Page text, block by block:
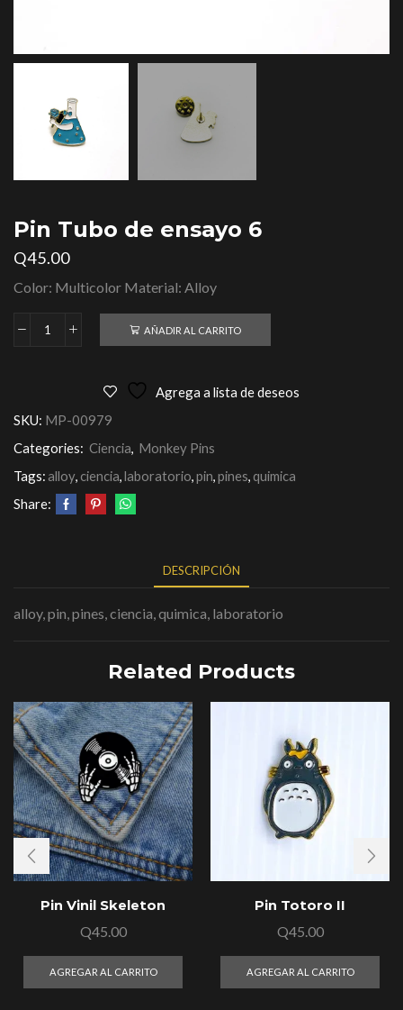
Pin Tubo de ensayo 6
Q45.00
Color: Multicolor Material: Alloy
AÑADIR AL CARRITO
Agrega a lista de deseos
SKU: MP-00979
Categories: Ciencia, Monkey Pins
Tags:alloy, ciencia,laboratorio,pin,pines, quimica
Share:
DESCRIPCIÓN
alloy, pin, pines, ciencia, quimica, laboratorio
Related Products
Pin Vinil Skeleton
Q45.00
AGREGAR AL CARRITO
Pin Totoro II
Q45.00
AGREGAR AL CARRITO